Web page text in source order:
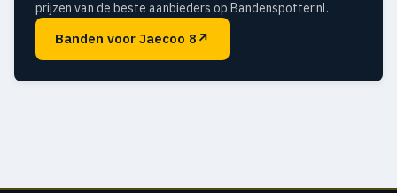
prijzen van de beste aanbieders op Bandenspotter.nl.
Banden voor Jaecoo 8 ↗